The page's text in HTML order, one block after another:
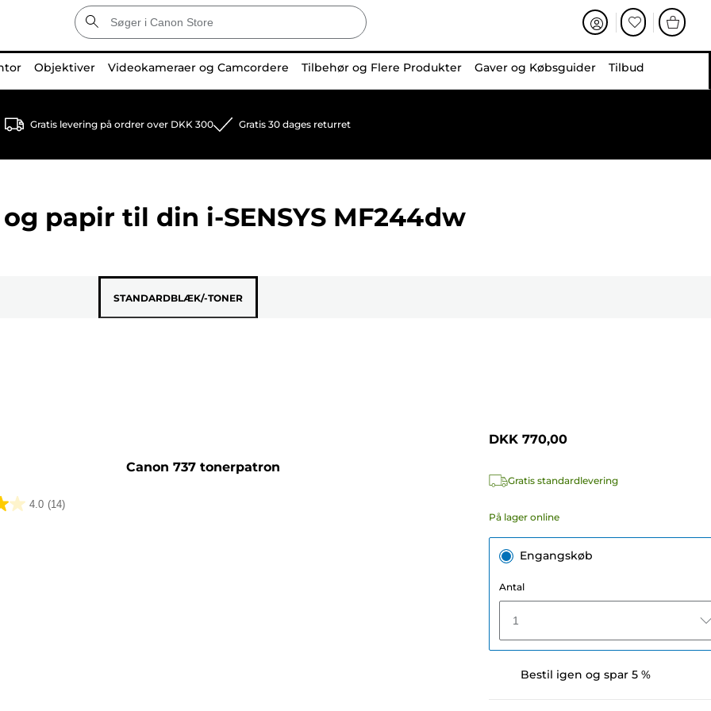
Objektiver Videokameraer og Camcordere Tilbehør og Flere Produkter Gaver og Købsguider Tilbud
Gratis levering på ordrer over DKK 300 Gratis 30 dages returret
papir til din i-SENSYS MF244dw
STANDARDBLÆK/-TONER
Canon 737 tonerpatron
4.0 (14)
DKK 770,00
Gratis standardlevering
På lager online
Engangskøb
Antal
1
Bestil igen og spar 5 %